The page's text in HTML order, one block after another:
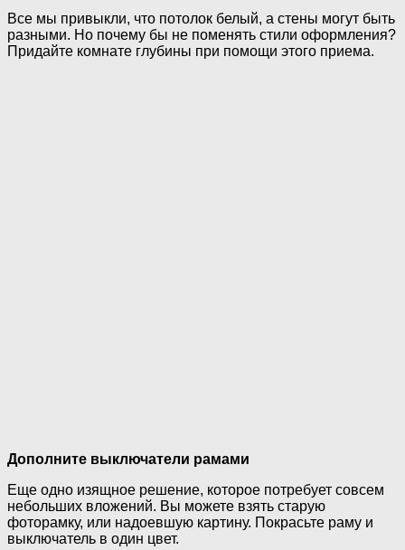
Все мы привыкли, что потолок белый, а стены могут быть
разными. Но почему бы не поменять стили оформления?
Придайте комнате глубины при помощи этого приема.
Дополните выключатели рамами
Еще одно изящное решение, которое потребует совсем
небольших вложений. Вы можете взять старую
фоторамку, или надоевшую картину. Покрасьте раму и
выключатель в один цвет.